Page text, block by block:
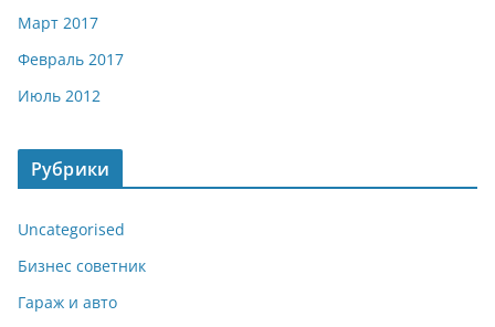
Март 2017
Февраль 2017
Июль 2012
Рубрики
Uncategorised
Бизнес советник
Гараж и авто